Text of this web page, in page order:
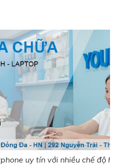
uy tín với nhiều chế độ